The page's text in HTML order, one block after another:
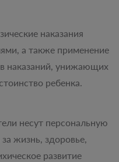
наказания
а также применение
наказаний, унижающих
ребенка.
несут персональную
за жизнь, здоровье,
развитие